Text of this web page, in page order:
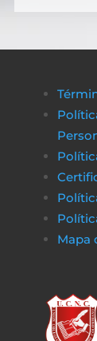
Mapa